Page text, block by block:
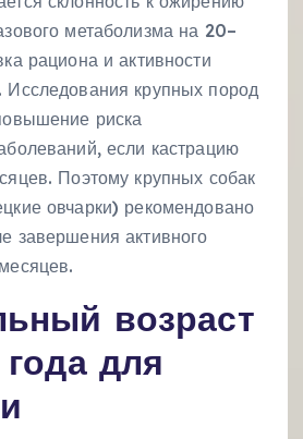
метаболизма на 20–
рациона и активности
Исследования крупных пород
риска
если кастрацию
Поэтому крупных собак
овчарки) рекомендовано
завершения активного
возраст
для